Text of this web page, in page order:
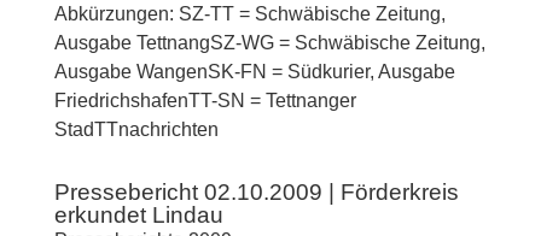
Abkürzungen: SZ-TT = Schwäbische Zeitung,
Ausgabe TettnangSZ-WG = Schwäbische Zeitung,
Ausgabe WangenSK-FN = Südkurier, Ausgabe
FriedrichshafenTT-SN = Tettnanger
StadTTnachrichten
Pressebericht 02.10.2009 | Förderkreis
erkundet Lindau